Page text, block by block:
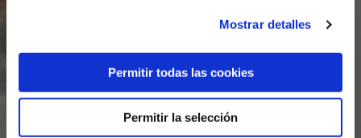
Mostrar detalles
Permitir todas las cookies
Permitir la selección